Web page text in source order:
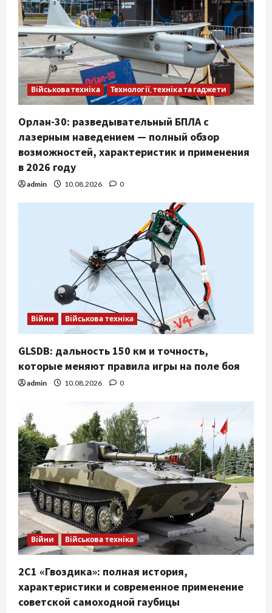
Військова техніка Технології, техніка та гаджети
Орлан-30: разведывательный БПЛА с
лазерным наведением — полный обзор
возможностей, характеристик и применения
в 2026 году
admin 10.08.2026 0
Війни Військова техніка
GLSDB: дальность 150 км и точность,
которые меняют правила игры на поле боя
admin 10.08.2026 0
Війни Військова техніка
2С1 «Гвоздика»: полная история,
характеристики и современное применение
советской самоходной гаубицы